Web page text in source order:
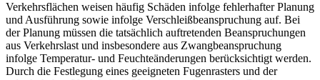
Verkehrsflächen weisen häufig Schäden infolge fehlerhafter Planung
und Ausführung sowie infolge Verschleißbeanspruchung auf. Bei
der Planung müssen die tatsächlich auftretenden Beanspruchungen
aus Verkehrslast und insbesondere aus Zwangbeanspruchung
infolge Temperatur- und Feuchteänderungen berücksichtigt werden.
Durch die Festlegung eines geeigneten Fugenrasters und der